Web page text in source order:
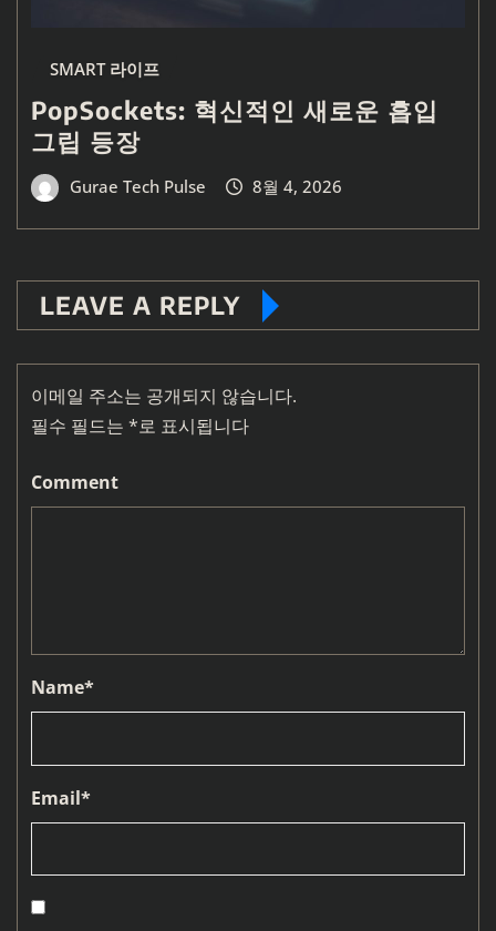
SMART 라이프
PopSockets: 혁신적인 새로운 흡입
그립 등장
Gurae Tech Pulse 8월 4, 2026
LEAVE A REPLY
이메일 주소는 공개되지 않습니다.
필수 필드는 *로 표시됩니다
Comment
Name*
Email*